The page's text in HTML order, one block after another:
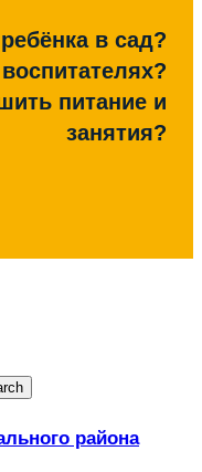
в сад?
питание и
занятия?
района